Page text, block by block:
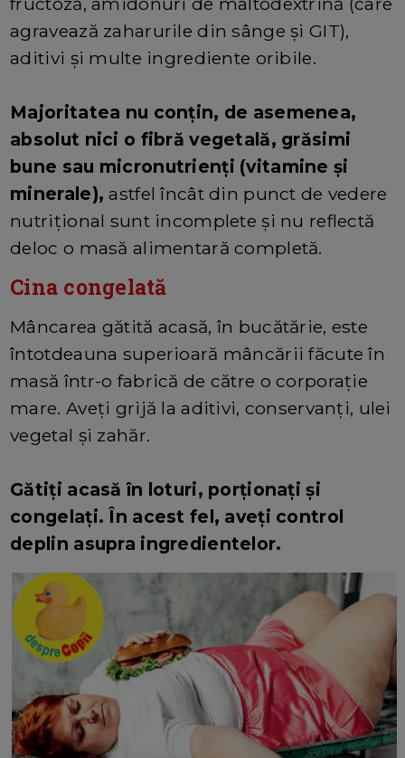
agravează zaharurile din sânge și GIT),
aditivi și multe ingrediente oribile.
Majoritatea nu conțin, de asemenea,
absolut nici o fibră vegetală, grăsimi
bune sau micronutrienți (vitamine și
minerale),astfel încât din punct de vedere
nutrițional sunt incomplete și nu reflectă
deloc o masă alimentară completă.
Cina congelată
Mâncarea gătită acasă, în bucătărie, este
întotdeauna superioară mâncării făcute în
masă într-o fabrică de către o corporație
mare. Aveți grijă la aditivi, conservanți, ulei
vegetal și zahăr.
Gătiți acasă în loturi, porționați și
congelați. În acest fel, aveți control
deplin asupra ingredientelor.